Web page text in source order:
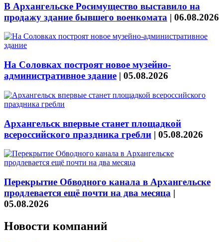
В Архангельске Росимущество выставило на
продажу здание бывшего военкомата | 06.08.2026
На Соловках построят новое музейно-
административное здание | 05.08.2026
Архангельск впервые станет площадкой
всероссийского праздника гребли | 05.08.2026
Перекрытие Обводного канала в Архангельске
продлевается ещё почти на два месяца |
05.08.2026
Новости компаний